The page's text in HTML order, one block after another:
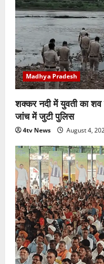
Madhya Pradesh
शक्कर नदी में युवती का
जांच में जुटी पुलिस
4tv News August 4,